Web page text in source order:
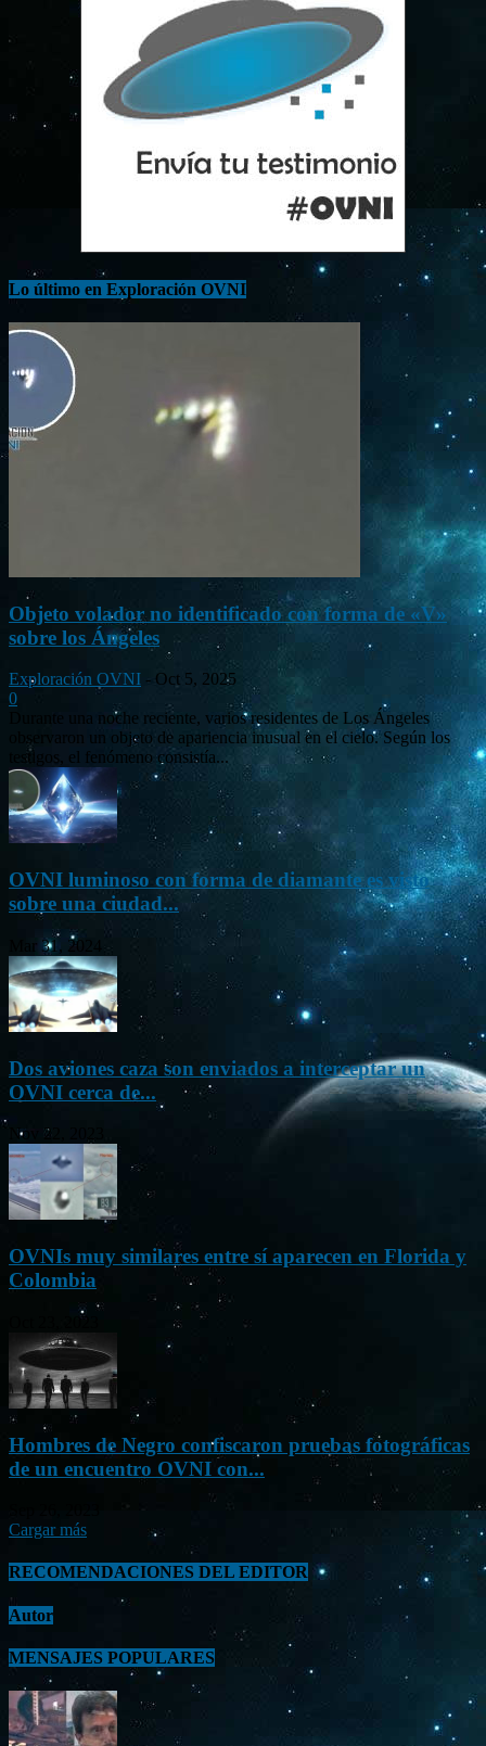
Lo último en Exploración OVNI
Objeto volador no identificado con forma de «V»
sobre los Ángeles
Exploración OVNI - Oct 5, 2025
0
Durante una noche reciente, varios residentes de Los Ángeles
observaron un objeto de apariencia inusual en el cielo. Según los
testigos, el fenómeno consistía...
OVNI luminoso con forma de diamante es visto
sobre una ciudad...
Mar 31, 2024
Dos aviones caza son enviados a interceptar un
OVNI cerca de...
Nov 22, 2023
OVNIs muy similares entre sí aparecen en Florida y
Colombia
Oct 23, 2023
Hombres de Negro confiscaron pruebas fotográficas
de un encuentro OVNI con...
Cargar más
RECOMENDACIONES DEL EDITOR
Autor
MENSAJES POPULARES